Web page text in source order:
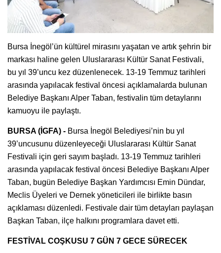
Bursa İnegöl’ün kültürel mirasını yaşatan ve artık şehrin bir
markası haline gelen Uluslararası Kültür Sanat Festivali,
bu yıl 39’uncu kez düzenlenecek. 13-19 Temmuz tarihleri
arasında yapılacak festival öncesi açıklamalarda bulunan
Belediye Başkanı Alper Taban, festivalin tüm detaylarını
kamuoyu ile paylaştı.
BURSA (İGFA) - Bursa İnegöl Belediyesi’nin bu yıl
39’uncusunu düzenleyeceği Uluslararası Kültür Sanat
Festivali için geri sayım başladı. 13-19 Temmuz tarihleri
arasında yapılacak festival öncesi Belediye Başkanı Alper
Taban, bugün Belediye Başkan Yardımcısı Emin Dündar,
Meclis Üyeleri ve Dernek yöneticileri ile birlikte basın
açıklaması düzenledi. Festivale dair tüm detayları paylaşan
Başkan Taban, ilçe halkını programlara davet etti.
FESTİVAL COŞKUSU 7 GÜN 7 GECE SÜRECEK